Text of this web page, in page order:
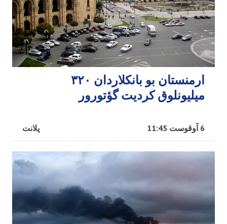
ارمنستان بو بانکلاردان ۳۲۰
میلیونلوق کردیت گؤتورور
پلانت 6 آوقوست 11:45